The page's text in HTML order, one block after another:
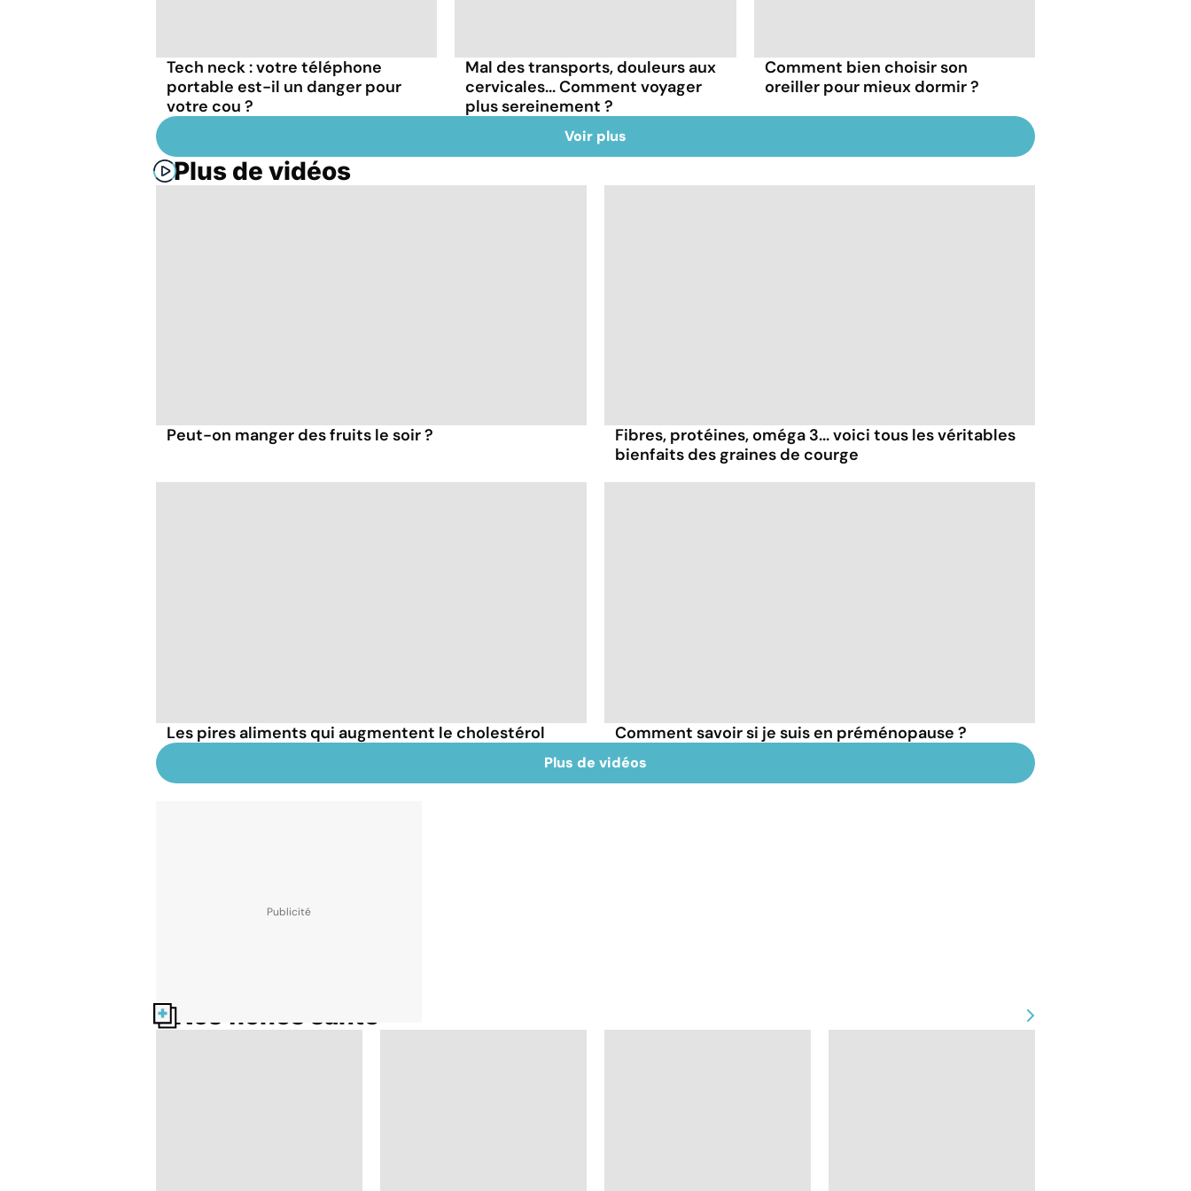
Tech neck : votre téléphone
portable est-il un danger pour
votre cou ?
Mal des transports, douleurs aux
cervicales... Comment voyager
plus sereinement ?
Comment bien choisir son
oreiller pour mieux dormir ?
Voir plus
Plus de vidéos
Peut-on manger des fruits le soir ?
Fibres, protéines, oméga 3... voici tous les véritables
bienfaits des graines de courge
Les pires aliments qui augmentent le cholestérol Comment savoir si je suis en préménopause ?
Plus de vidéos
Nos fiches santé